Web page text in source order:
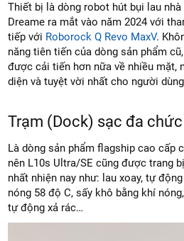
Thiết bị là dòng robot hút bụi lau
Dreame ra mắt vào năm 2024 với
tiếp với Roborock Q Revo MaxV.
năng tiên tiến của dòng sản phẩm
được cải tiến hơn nữa về nhiều mặt,
diện và tuyệt vời nhất cho người
Trạm (Dock) sạc đa
Là dòng sản phẩm flagship cao cấp
nên L10s Ultra/SE cũng được trang
nhất nhiện nay như: lau xoay, tự
nóng 58 độ C, sấy khô bằng khí
tự động xả rác…